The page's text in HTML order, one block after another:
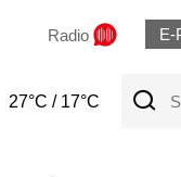
Radio E-
27°C / 17°C